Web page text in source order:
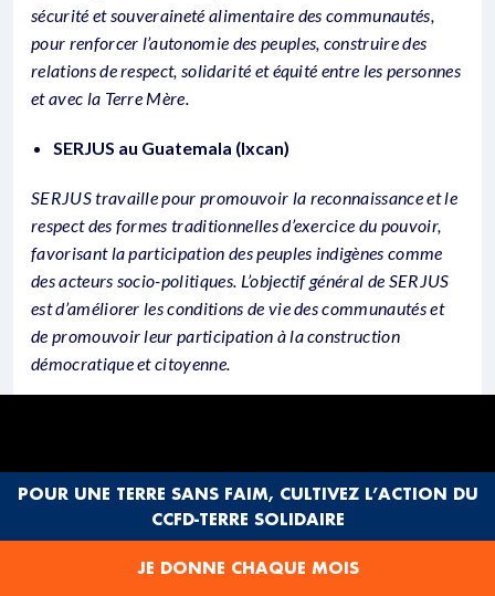
sécurité et souveraineté alimentaire des communautés,
pour renforcer l’autonomie des peuples, construire des
relations de respect, solidarité et équité entre les personnes
et avec la Terre Mère.
SERJUS au Guatemala (Ixcan)
SERJUS travaille pour promouvoir la reconnaissance et le
respect des formes traditionnelles d’exercice du pouvoir,
favorisant la participation des peuples indigènes comme
des acteurs socio-politiques. L’objectif général de SERJUS
est d’améliorer les conditions de vie des communautés et
de promouvoir leur participation à la construction
démocratique et citoyenne.
POUR UNE TERRE SANS FAIM, CULTIVEZ L’ACTION DU
CCFD-TERRE SOLIDAIRE
JE DONNE CHAQUE MOIS